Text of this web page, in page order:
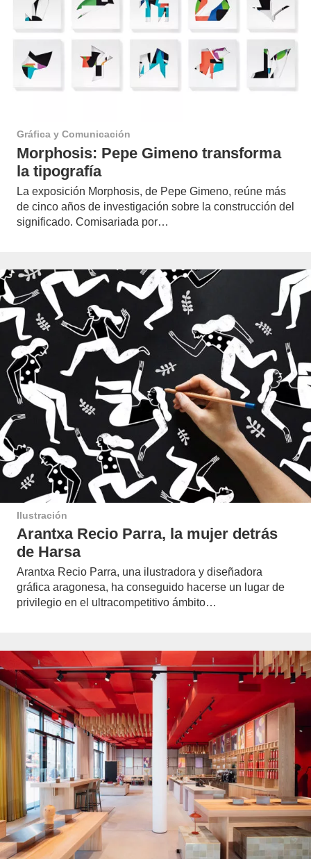
Gráfica y Comunicación
Morphosis: Pepe Gimeno transforma
la tipografía
La exposición Morphosis, de Pepe Gimeno, reúne más
de cinco años de investigación sobre la construcción del
significado. Comisariada por…
Ilustración
Arantxa Recio Parra, la mujer detrás
de Harsa
Arantxa Recio Parra, una ilustradora y diseñadora
gráfica aragonesa, ha conseguido hacerse un lugar de
privilegio en el ultracompetitivo ámbito…